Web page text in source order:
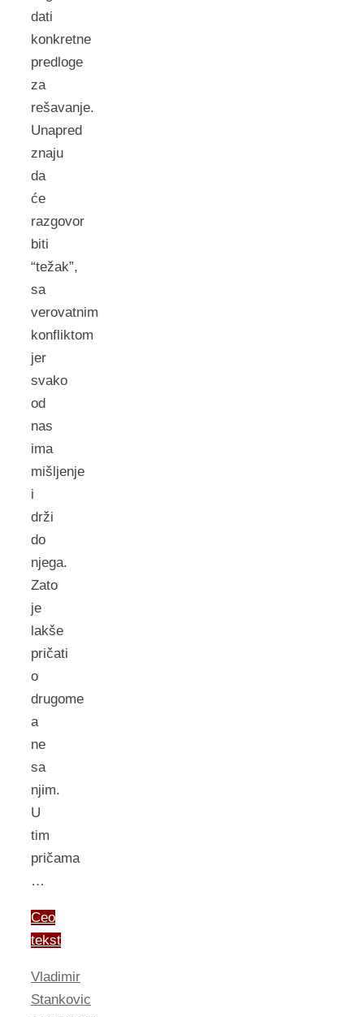
dati
konkretne
predloge
za
rešavanje.
Unapred
znaju
da
će
razgovor
biti
“težak”,
sa
verovatnim
konfliktom
jer
svako
od
nas
ima
mišljenje
i
drži
do
njega.
Zato
je
lakše
pričati
o
drugome
a
ne
sa
njim.
U
tim
pričama
…
Ceo
tekst
Vladimir
Stankovic